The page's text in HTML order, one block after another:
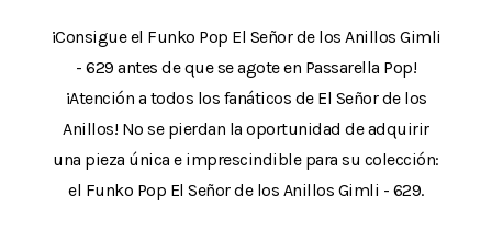
¡Consigue el Funko Pop El Señor de los Anillos Gimli
- 629 antes de que se agote en Passarella Pop!
¡Atención a todos los fanáticos de El Señor de los
Anillos! No se pierdan la oportunidad de adquirir
una pieza única e imprescindible para su colección:
el Funko Pop El Señor de los Anillos Gimli - 629.